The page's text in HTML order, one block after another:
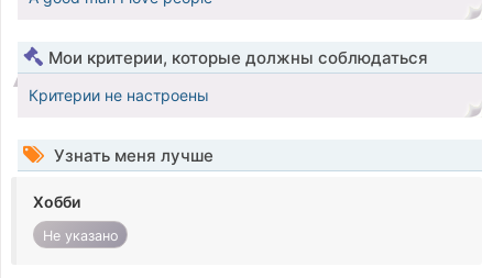
Мои критерии, которые должны соблюдаться
Критерии не настроены
Узнать меня лучше
Хобби
Не указано